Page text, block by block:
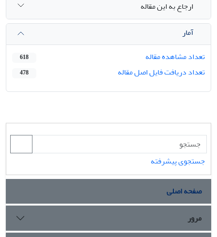
ارجاع به این مقاله
آمار
تعداد مشاهده مقاله
618
تعداد دریافت فایل اصل مقاله 478
جستجوی پیشرفته
صفحه اصلی
مرور